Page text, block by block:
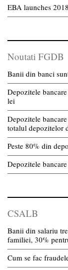
EBA launches
Noutati FGDB
Banii din banci
Depozitele
lei
Depozitele
totalul depozitelor
Peste 80% din
Depozitele
CSALB
Banii din salariu
familiei, 30%
Cum se fac